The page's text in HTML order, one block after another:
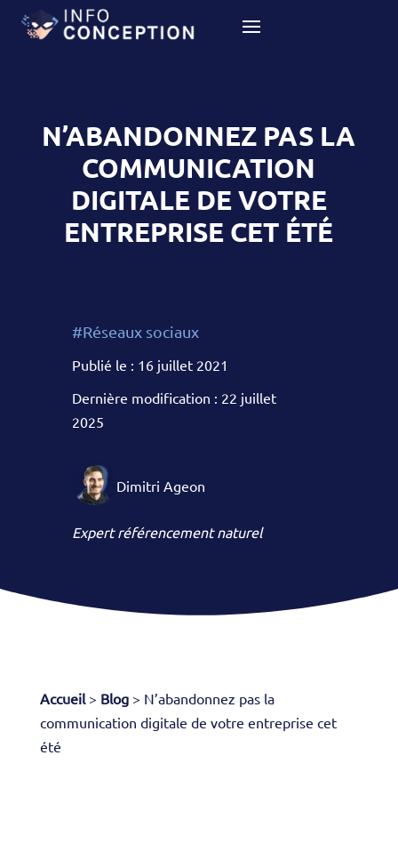
N’ABANDONNEZ PAS LA
COMMUNICATION
DIGITALE DE VOTRE
ENTREPRISE CET ÉTÉ
#Réseaux sociaux
Publié le : 16 juillet 2021
Dernière modification : 22 juillet
2025
Dimitri Ageon
Expert référencement naturel
Accueil> Blog> N’abandonnez pas la
communication digitale de votre entreprise cet
été